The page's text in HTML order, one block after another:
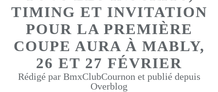
TIMING ET INVITATION
POUR LA PREMIÈRE
COUPE AURA À MABLY,
26 ET 27 FÉVRIER
Rédigé par BmxClubCournon et publié depuis
Overblog